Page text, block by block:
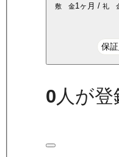
敷 金1ヶ月 / 礼
保
0人が